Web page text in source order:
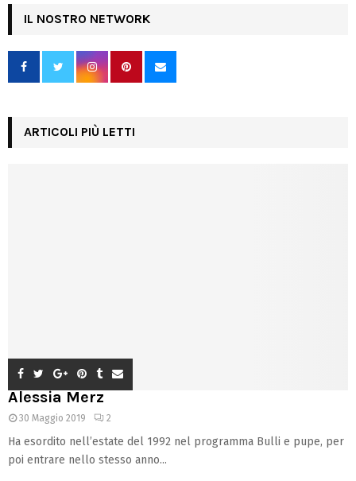
IL NOSTRO NETWORK
ARTICOLI PIÙ LETTI
Alessia Merz
30 Maggio 2019 2
Ha esordito nell’estate del 1992 nel programma Bulli e pupe, per
poi entrare nello stesso anno...